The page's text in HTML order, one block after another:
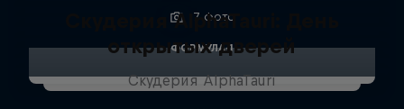
7 фото
ФОРМУЛА-1
Скудерия AlphaTauri: День
открытых дверей
Скудерия AlphaTauri